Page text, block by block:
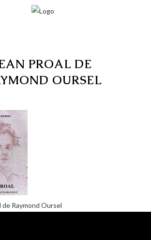
PROAL DE
OURSEL
de Raymond Oursel